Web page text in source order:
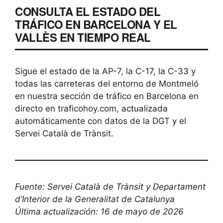
CONSULTA EL ESTADO DEL
TRÁFICO EN BARCELONA Y EL
VALLÈS EN TIEMPO REAL
Sigue el estado de la AP-7, la C-17, la C-33 y
todas las carreteras del entorno de Montmeló
en nuestra sección de tráfico en Barcelona en
directo en traficohoy.com, actualizada
automáticamente con datos de la DGT y el
Servei Català de Trànsit.
Fuente: Servei Català de Trànsit y Departament
d’Interior de la Generalitat de Catalunya
Última actualización: 16 de mayo de 2026